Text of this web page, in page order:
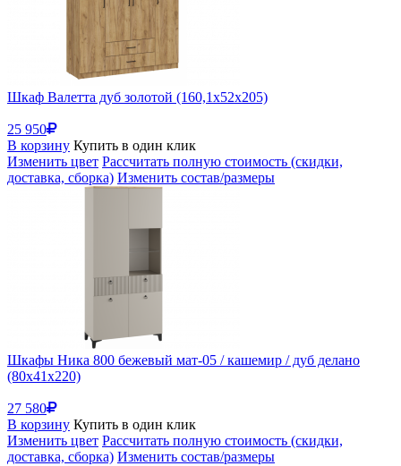
Шкаф Валетта дуб золотой (160,1x52x205)
25 950
В корзину Купить в один клик
Изменить цвет Рассчитать полную стоимость (скидки,
доставка, сборка) Изменить состав/размеры
Шкафы Ника 800 бежевый мат-05 / кашемир / дуб делано
(80x41x220)
27 580
В корзину Купить в один клик
Изменить цвет Рассчитать полную стоимость (скидки,
доставка, сборка) Изменить состав/размеры